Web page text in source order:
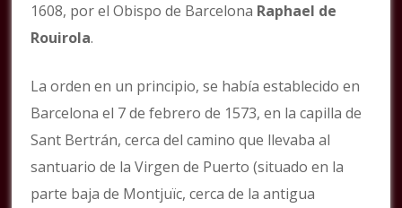
1608, por el Obispo de Barcelona Raphael de
Rouirola.
La orden en un principio, se había establecido en
Barcelona el 7 de febrero de 1573, en la capilla de
Sant Bertrán, cerca del camino que llevaba al
santuario de la Virgen de Puerto (situado en la
parte baja de Montjuïc, cerca de la antigua